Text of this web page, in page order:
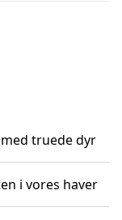
truede dyr
i vores haver